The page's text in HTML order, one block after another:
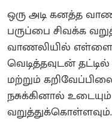
ஒரு அடி கனத்த
பருப்பை சிவக்க
வாணலியில் எள்ளை
வெடித்தவுடன்
மற்றும்
நசுக்கினால்
வறுத்துக்கொள்ளவும்.